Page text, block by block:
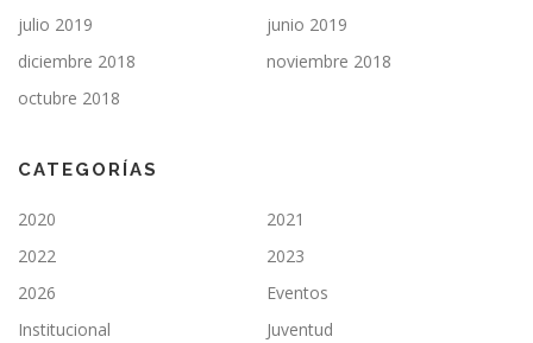
julio 2019
junio 2019
diciembre 2018
noviembre 2018
octubre 2018
CATEGORÍAS
2020
2021
2022
2023
2026
Eventos
Institucional
Juventud